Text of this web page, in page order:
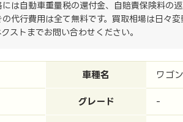
には自動車重量税の還付金、自賠責保険料の
の代行費用は全て無料です。買取相場は日々
クストまでお問い合わせください。
車種名 ワゴ
グレード -